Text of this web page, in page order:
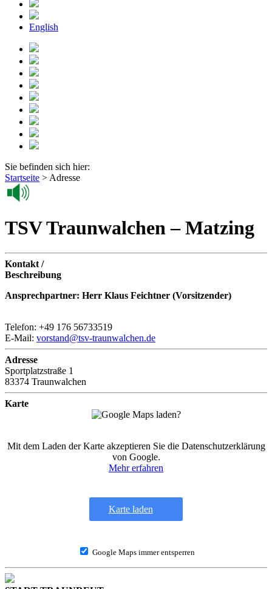
English
Sie befinden sich hier:
Startseite > Adresse
TSV Traunwalchen – Matzing
Kontakt /
Beschreibung
Ansprechpartner: Herr Klaus Feichtner (Vorsitzender)
Telefon: +49 176 56733519
E-Mail: vorstand@tsv-traunwalchen.de
Adresse
Sportplatzstraße 1
83374 Traunwalchen
Karte
Mit dem Laden der Karte akzeptieren Sie die Datenschutzerklärung
von Google.
Mehr erfahren
Karte laden
Google Maps immer entsperren